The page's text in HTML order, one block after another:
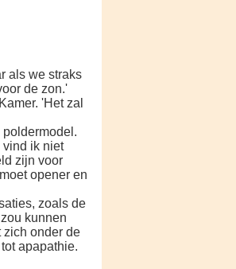
als we straks
de zon.'
'Het zal
ik niet
zijn voor
opener en
zoals de
kunnen
zich onder de
apapathie.